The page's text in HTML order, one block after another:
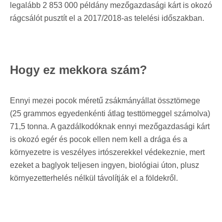
legalább 2 853 000 példány mezőgazdasági kárt is okozó
rágcsálót pusztít el a 2017/2018-as telelési időszakban.
Hogy ez mekkora szám?
Ennyi mezei pocok méretű zsákmányállat össztömege
(25 grammos egyedenkénti átlag testtömeggel számolva)
71,5 tonna. A gazdálkodóknak ennyi mezőgazdasági kárt
is okozó egér és pocok ellen nem kell a drága és a
környezetre is veszélyes irtószerekkel védekeznie, mert
ezeket a baglyok teljesen ingyen, biológiai úton, plusz
környezetterhelés nélkül távolítják el a földekről.